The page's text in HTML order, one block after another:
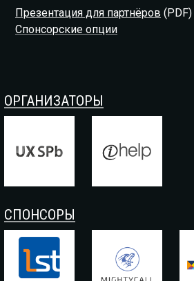
Презентация для партнёров (PDF)
Спонсорские опции
ОРГАНИЗАТОРЫ
СПОНСОРЫ